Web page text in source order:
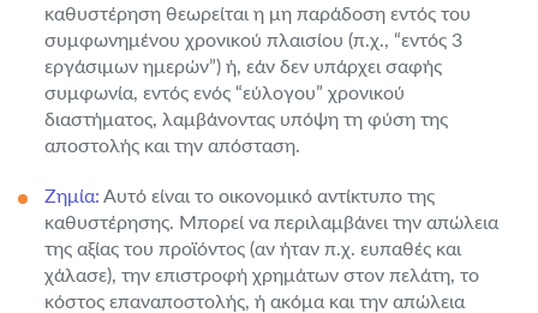
καθυστέρηση θεωρείται η μη παράδοση εντός του
συμφωνημένου χρονικού πλαισίου (π.χ., “εντός 3
εργάσιμων ημερών”) ή, εάν δεν υπάρχει σαφής
συμφωνία, εντός ενός “εύλογου” χρονικού
διαστήματος, λαμβάνοντας υπόψη τη φύση της
αποστολής και την απόσταση.
Ζημία: Αυτό είναι το οικονομικό αντίκτυπο της
καθυστέρησης. Μπορεί να περιλαμβάνει την απώλεια
της αξίας του προϊόντος (αν ήταν π.χ. ευπαθές και
χάλασε), την επιστροφή χρημάτων στον πελάτη, το
κόστος επαναποστολής, ή ακόμα και την απώλεια